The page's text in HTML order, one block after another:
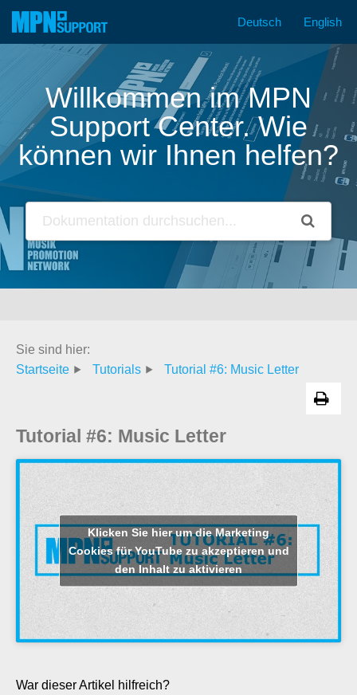
Zum
springen
Deutsch English
Willkommen im MPN
Support Center. Wie
können wir Ihnen helfen?
Sie sind hier:
Startseite
Tutorials Tutorial #6: Music Letter
Tutorial #6: Music Letter
Klicken Sie hier um die Marketing
Cookies für YouTube zu akzeptieren und
den Inhalt zu aktivieren
War dieser Artikel hilfreich?